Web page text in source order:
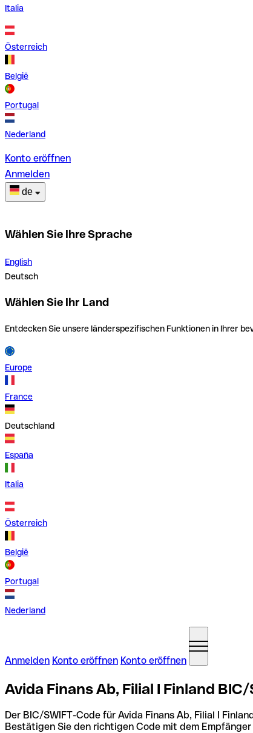
Italia
Österreich
België
Portugal
Nederland
Konto eröffnen
Anmelden
de
Wählen Sie Ihre Sprache
English
Deutsch
Wählen Sie Ihr Land
Entdecken Sie unsere länderspezifischen Funktionen in Ihrer
Europe
France
Deutschland
España
Italia
Österreich
België
Portugal
Nederland
Anmelden Konto eröffnen Konto eröffnen
Avida Finans Ab, Filial I Finland
Der BIC/SWIFT-Code für Avida Finans Ab, Filial I
Bestätigen Sie den richtigen Code mit dem